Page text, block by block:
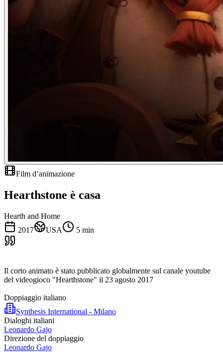
Film d’animazione
Hearthstone è casa
Hearth and Home
2017
USA 5 min
Il corto animato è stato pubblicato globalmente sul canale youtube
del videogioco "Hearthstone" il 23 agosto 2017
Doppiaggio italiano
Synthesis International - Milano
Dialoghi italiani
Leonardo Gajo
Direzione del doppiaggio
Leonardo Gajo